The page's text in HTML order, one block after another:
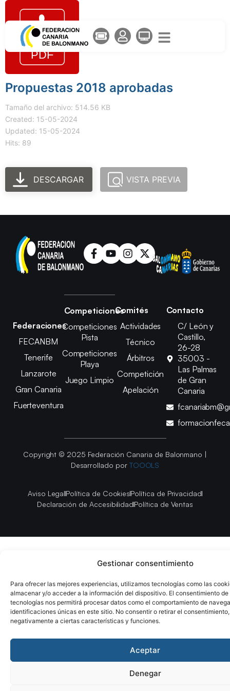
Gestionar consentimiento
Para ofrecer las mejores experiencias, utilizamos tecnologías como las
almacenar y/o acceder a la información del dispositivo. El consentimiento de
tecnologías nos permitirá procesar datos como el comportamiento de
identificaciones únicas en este sitio. No consentir o retirar el
negativamente a ciertas características y funciones.
Aceptar
Denegar
Propuestas 2018 aprobadas
Tamaño del archivo: 514.56 KB
Created: 15-05-2024
Updated: 15-05-2024
Hits: 89
DESCARGAR VISTA PREVIA
Federaciones
FECANBM
Tenerife
Lanzarote
Gran Canaria
Fuerteventura
Competiciones
Competiciones
Pista
Competiciones
Playa
Juego Limpio
Comités
Actividades
Técnico
Árbitros
Competición
Apelación
Contacto
C/ León y
Castillo,
26-28
35003 -
Las Palmas
de Gran
Canaria
Copyright © 2025 Federación Canaria de Balonmano |
Desarrollado por TOOOLS
Aviso LegalPolítica de CookiesPolítica de Privacidad
Declaración de AccesibilidadPolítica de Ventas